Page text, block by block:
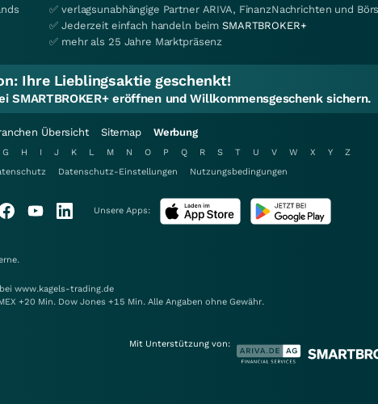
✅ verlagsunabhängige Partner ARIVA, FinanzNachrichten und
✅ Jederzeit einfach handeln beimSMARTBROKER+
✅ mehr als 25 Jahre Marktpräsenz
Ihre Lieblingsaktie geschenkt!
SMARTBROKER+ eröffnen und Willkommensgeschenk sichern.
Übersicht Sitemap Werbung
G H I J K L M N O P Q R S T U V W X Y
Z
Datenschutz-Einstellungen Nutzungsbedingungen
Unsere Apps:
www.kagels-trading.de
+20 Min. Dow Jones +15 Min. Alle Angaben ohne Gewähr.
Mit Unterstützung von: